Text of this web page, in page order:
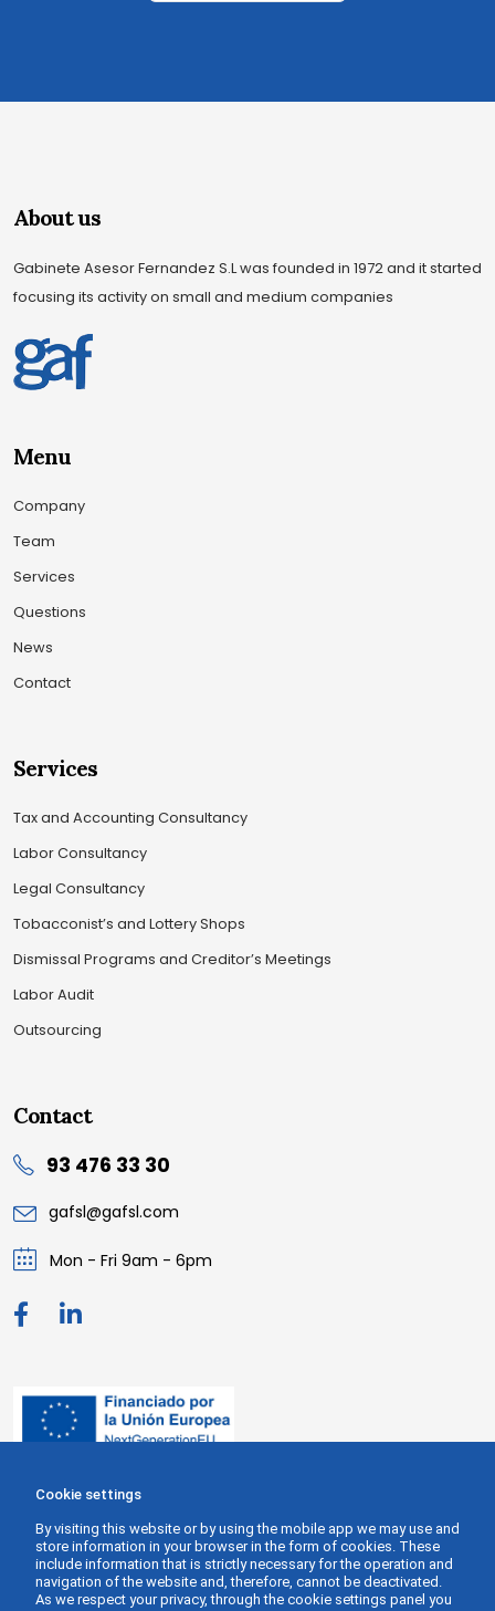
About us
Gabinete Asesor Fernandez S.L was founded in 1972 and it started
focusing its activity on small and medium companies
Menu
Company
Team
Services
Questions
News
Contact
Services
Tax and Accounting Consultancy
Labor Consultancy
Legal Consultancy
Tobacconist’s and Lottery Shops
Dismissal Programs and Creditor’s Meetings
Labor Audit
Outsourcing
Contact
93 476 33 30
gafsl@gafsl.com
Mon - Fri 9am - 6pm
Cookie settings
By visiting this website or by using the mobile app we may use and
store information in your browser in the form of cookies. These
include information that is strictly necessary for the operation and
navigation of the website and, therefore, cannot be deactivated.
As we respect your privacy, through the cookie settings panel you